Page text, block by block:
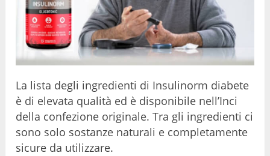
La lista degli ingredienti di Insulinorm diabete
è di elevata qualità ed è disponibile nell’Inci
della confezione originale. Tra gli ingredienti ci
sono solo sostanze naturali e completamente
sicure da utilizzare.